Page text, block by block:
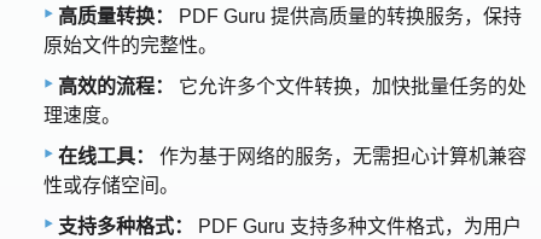
高质量转换：
PDF Guru 提供高质量的转换服务，保持
原始文件的完整性。
高效的流程：
它允许多个文件转换，加快批量任务的处
理速度。
在线工具：
作为基于网络的服务，无需担心计算机兼容
性或存储空间。
支持多种格式：
PDF Guru 支持多种文件格式，为用户